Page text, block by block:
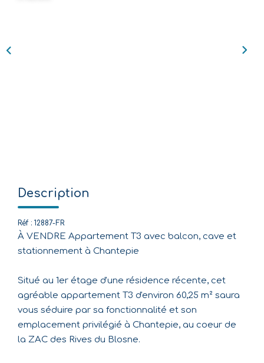
Description
Réf : 12887-FR
À VENDRE Appartement T3 avec balcon, cave et
stationnement à Chantepie
Situé au 1er étage d'une résidence récente, cet
agréable appartement T3 d'environ 60,25 m² saura
vous séduire par sa fonctionnalité et son
emplacement privilégié à Chantepie, au coeur de
la ZAC des Rives du Blosne.